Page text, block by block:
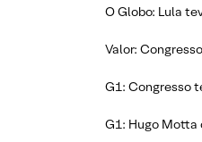
O Globo: Lula
Valor:
G1: Congresso
G1: Hugo Motta